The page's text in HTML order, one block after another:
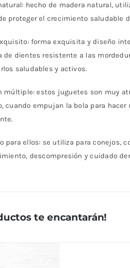
hecho de madera natural,
proteger el crecimiento saludable
forma exquisita y diseño
de dientes resistente a las
saludables y activos.
múltiple: estos juguetes son muy
cuando empujan la bola para
para ellos: se utiliza para conejos,
descompresión y cuidado
te encantarán!